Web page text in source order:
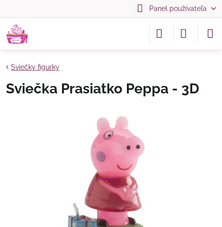
Panel používateľa
Sviečky figurky
Sviečka Prasiatko Peppa - 3D